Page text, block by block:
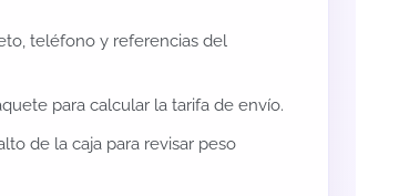
teléfono y referencias del
para calcular la tarifa de envío.
de la caja para revisar peso